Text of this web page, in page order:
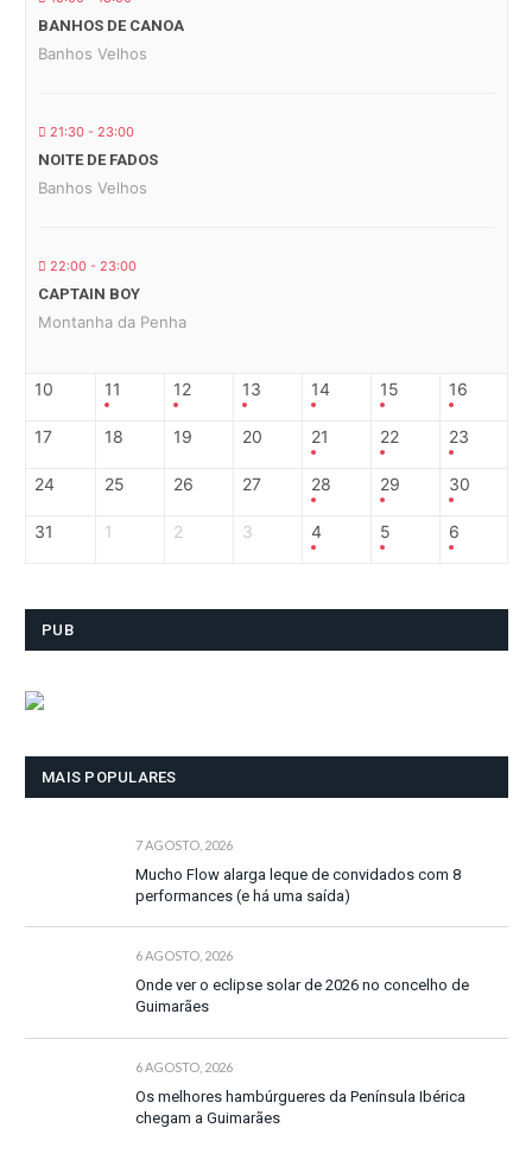
BANHOS DE CANOA
Banhos Velhos
21:30 - 23:00
NOITE DE FADOS
Banhos Velhos
22:00 - 23:00
CAPTAIN BOY
Montanha da Penha
10 11 12 13 14 15 16
17 18 19 20 21 22 23
24 25 26 27 28 29 30
31 1 2 3 4 5 6
PUB
MAIS POPULARES
7 AGOSTO, 2026
Mucho Flow alarga leque de convidados com 8
performances (e há uma saída)
6 AGOSTO, 2026
Onde ver o eclipse solar de 2026 no concelho de
Guimarães
6 AGOSTO, 2026
Os melhores hambúrgueres da Península Ibérica
chegam a Guimarães